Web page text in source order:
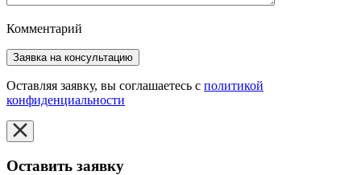
Комментарий
Оставляя заявку, вы соглашаетесь с политикой
конфиденциальности
Оставить заявку